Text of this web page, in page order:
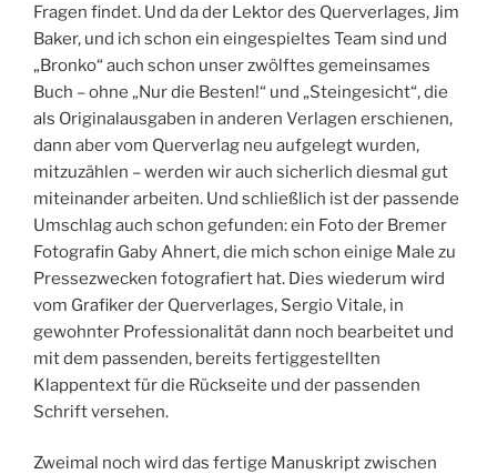
Fragen findet. Und da der Lektor des Querverlages, Jim
Baker, und ich schon ein eingespieltes Team sind und
„Bronko“ auch schon unser zwölftes gemeinsames
Buch – ohne „Nur die Besten!“ und „Steingesicht“, die
als Originalausgaben in anderen Verlagen erschienen,
dann aber vom Querverlag neu aufgelegt wurden,
mitzuzählen – werden wir auch sicherlich diesmal gut
miteinander arbeiten. Und schließlich ist der passende
Umschlag auch schon gefunden: ein Foto der Bremer
Fotografin Gaby Ahnert, die mich schon einige Male zu
Pressezwecken fotografiert hat. Dies wiederum wird
vom Grafiker der Querverlages, Sergio Vitale, in
gewohnter Professionalität dann noch bearbeitet und
mit dem passenden, bereits fertiggestellten
Klappentext für die Rückseite und der passenden
Schrift versehen.
Zweimal noch wird das fertige Manuskript zwischen